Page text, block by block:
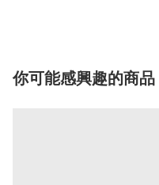
你可能感興趣的商品